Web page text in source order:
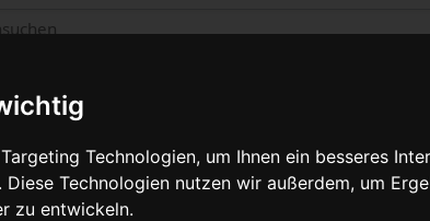
Technologien, um Ihnen ein besseres
Technologien nutzen wir außerdem, um
zu entwickeln.
Seite Lycra